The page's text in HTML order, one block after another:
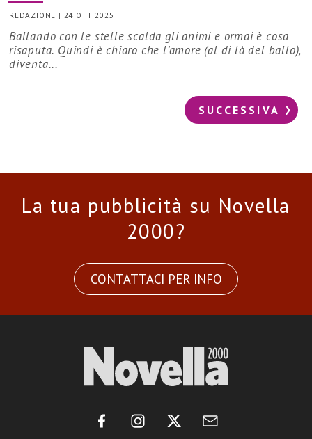
REDAZIONE | 24 OTT 2025
Ballando con le stelle scalda gli animi e ormai è cosa
risaputa. Quindi è chiaro che l’amore (al di là del ballo),
diventa...
SUCCESSIVA
La tua pubblicità su Novella
2000?
CONTATTACI PER INFO